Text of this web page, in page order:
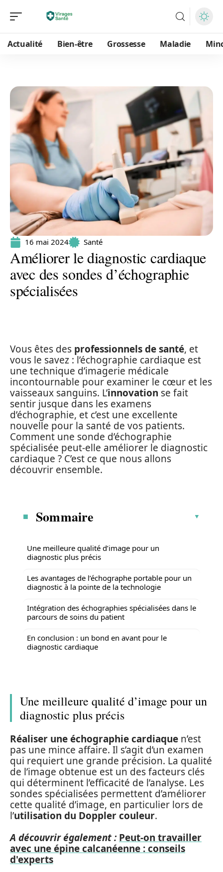
Actualité Bien-être Grossesse Maladie
16 mai 2024 Santé
Améliorer le diagnostic cardiaque
avec des sondes d’échographie
spécialisées
Vous êtes des professionnels de santé, et
vous le savez : l’échographie cardiaque est
une technique d’imagerie médicale
incontournable pour examiner le cœur et les
vaisseaux sanguins. L’innovation se fait
sentir jusque dans les examens
d’échographie, et c’est une excellente
nouvelle pour la santé de vos patients.
Comment une sonde d’échographie
spécialisée peut-elle améliorer le diagnostic
cardiaque ? C’est ce que nous allons
découvrir ensemble.
Sommaire
Une meilleure qualité d’image pour un
diagnostic plus précis
Les avantages de l’échographe portable pour un
diagnostic à la pointe de la technologie
Intégration des échographies spécialisées dans le
parcours de soins du patient
En conclusion : un bond en avant pour le
diagnostic cardiaque
Une meilleure qualité d’image pour un
diagnostic plus précis
Réaliser une échographie cardiaque n’est
pas une mince affaire. Il s’agit d’un examen
qui requiert une grande précision. La qualité
de l’image obtenue est un des facteurs clés
qui déterminent l’efficacité de l’analyse. Les
sondes spécialisées permettent d’améliorer
cette qualité d’image, en particulier lors de
l’utilisation du Doppler couleur.
A découvrir également : Peut-on travailler
avec une épine calcanéenne : conseils
d'experts